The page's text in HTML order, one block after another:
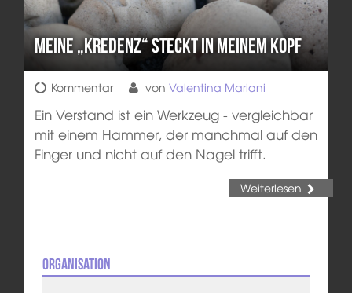
Meine „Kredenz“ steckt in meinem Kopf
Kommentar von Valentina Mariani
Ein Verstand ist ein Werkzeug - vergleichbar
mit einem Hammer, der manchmal auf den
Finger und nicht auf den Nagel trifft.
Weiterlesen
Organisation